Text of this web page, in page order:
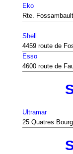
Eko
Rte. Fossambault
Shell
4459 route de
Esso
4600 route de
Ultramar
25 Quatres